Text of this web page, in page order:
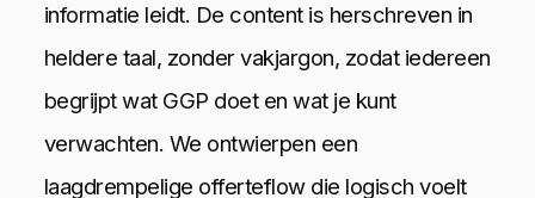
informatie leidt. De content is herschreven in
heldere taal, zonder vakjargon, zodat iedereen
begrijpt wat GGP doet en wat je kunt
verwachten. We ontwierpen een
laagdrempelige offerteflow die logisch voelt